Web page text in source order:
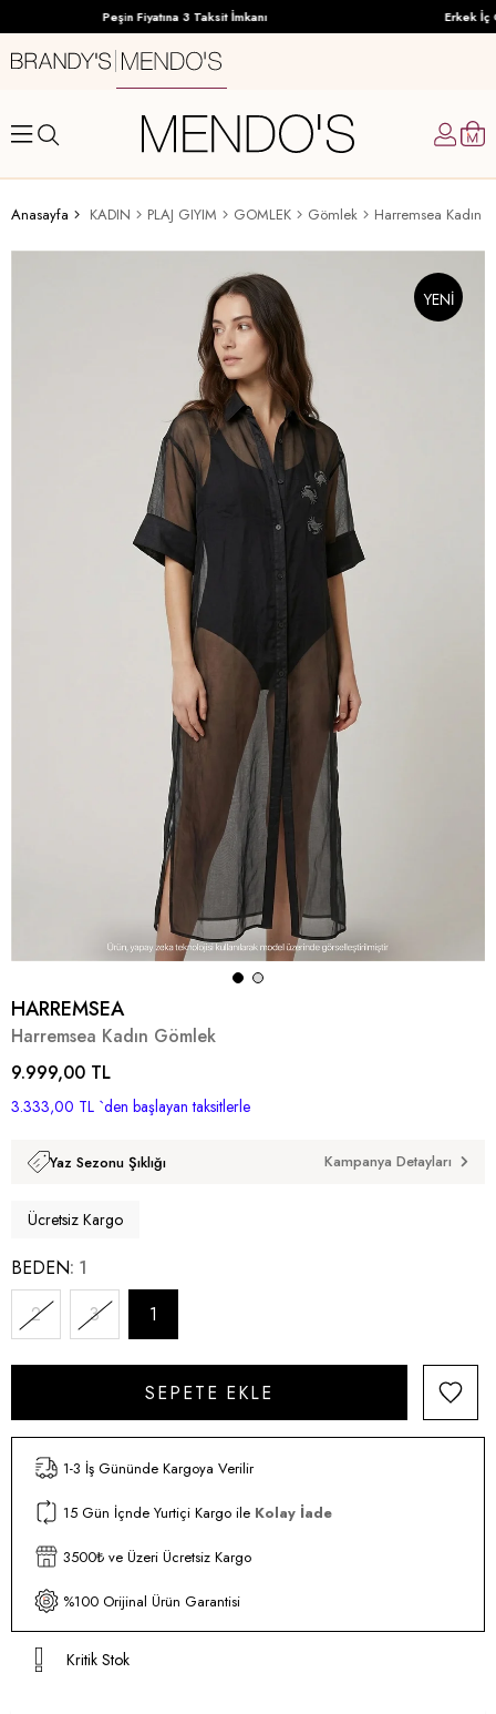
Peşin Fiyatına 3 Taksit İmkanı Erkek İç
Anasayfa KADIN PLAJ GIYIM GOMLEK Gömlek Harremsea Kadın
YENI
HARREMSEA
Harremsea Kadın Gömlek
9.999,00 TL
3.333,00 TL `den başlayan taksitlerle
Yaz Sezonu Şıklığı Kampanya Detayları
Ücretsiz Kargo
BEDEN 1
2
3 1
1-3 İş Gününde Kargoya Verilir
15 Gün İçnde Yurtiçi Kargo ile Kolay İade
3500₺ ve Üzeri Ücretsiz Kargo
%100 Orijinal Ürün Garantisi
Kritik Stok